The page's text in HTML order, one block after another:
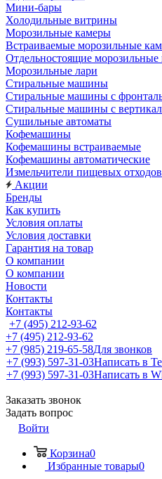
Мини-бары
Холодильные витрины
Морозильные камеры
Встраиваемые морозильные
Отдельностоящие морозильные
Морозильные лари
Стиральные машины
Стиральные машины с
Стиральные машины с
Сушильные автоматы
Кофемашины
Кофемашины встраиваемые
Кофемашины автоматические
Измельчители пищевых отходов
Акции
Бренды
Как купить
Условия оплаты
Условия доставки
Гарантия на товар
О компании
О компании
Новости
Контакты
Контакты
+7 (495) 212-93-62
+7 (495) 212-93-62
+7 (985) 219-65-58Для звонков
+7 (993) 597-31-03Написать в
+7 (993) 597-31-03Написать в
Заказать звонок
Задать вопрос
Войти
Корзина0
Избранные товары0